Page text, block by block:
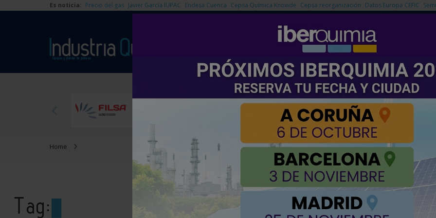
Es noticia: Precio del gas Javier García IUPAC Endesa Cuenca Cepsa Química Knowde Cepsa reorganización Datos Europa CEFIC
NOTICIAS PRODUCTOS
EMPRESAS PREMIUM
Home
Tag: